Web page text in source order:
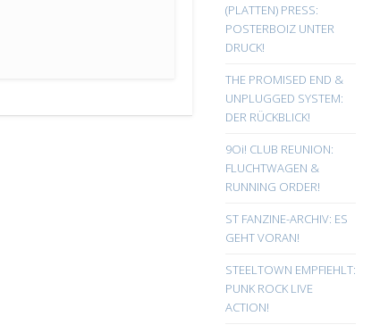
(PLATTEN) PRESS:
POSTERBOIZ UNTER
DRUCK!
THE PROMISED END &
UNPLUGGED SYSTEM:
DER RÜCKBLICK!
9Oi! CLUB REUNION:
FLUCHTWAGEN &
RUNNING ORDER!
ST FANZINE-ARCHIV: ES
GEHT VORAN!
STEELTOWN EMPFIEHLT:
PUNK ROCK LIVE
ACTION!